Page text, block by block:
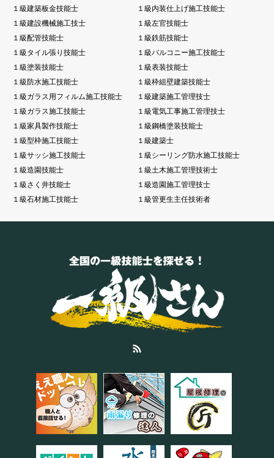
１級建築板金技能士
１級内装仕上げ施工技能士
１級建設機械施工技士
１級左官技能士
１級配管技能士
１級鉄筋技能士
１級タイル張り技能士
１級バルコニー施工技能士
１級塗装技能士
１級表装技能士
１級防水施工技能士
１級枠組壁建築技能士
１級ガラス用フィルム施工技能士
１級建築施工管理技士
１級ガラス施工技能士
１級電気工事施工管理技士
１級家具製作技能士
１級鋼橋塗装技能士
１級型枠施工技能士
１級建築士
１級サッシ施工技能士
１級シーリング防水施工技能士
１級造園技能士
１級土木施工管理技術士
１級さく井技能士
１級造園施工管理技士
１級石材施工技能士
１級管更生主任技術者